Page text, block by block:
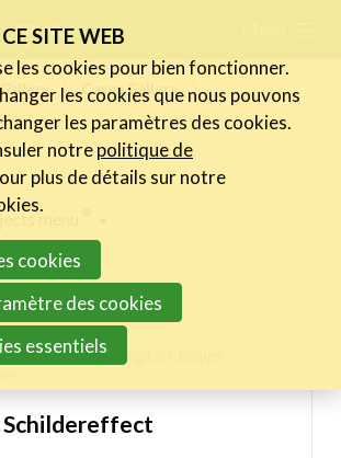
FR NL
Cases Gallery
Cases
Desauw
2024 11:03 in
Actualités
Activités
Cases Gallery
Le Toolbox
Annuaire prestataires
A propos
Become a member
SITE WEB
les cookies pour bien fonctionner.
les cookies que nous pouvons
les paramètres des cookies.
notrepolitique de
plus de détails sur notre
cookies
des cookies
essentiels